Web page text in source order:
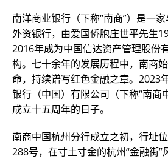
南洋商业银行（下称“南商”）是一
外资银行，由爱国侨胞庄世平先生
2016年成为中国信达资产管理股份
构。七十余年的发展历程中，南商
命，持续谱写红色金融之章。2023
银行（中国）有限公司（下称“南商
成立十五周年的日子。
南商中国杭州分行成立之初，行址
288号，在寸土寸金的杭州“金融街